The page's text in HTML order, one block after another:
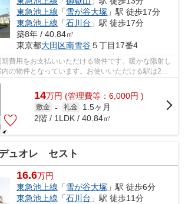
東急池上線 「雪が谷大塚 」駅 徒歩17分
東急池上線 「石川台 」駅 徒歩17分
築8年 / 40.84㎡
東京都大田区南雪谷５丁目17番4
費用をお支払いいただける物件です。暖かな陽射し
の物件となっています。お使いいただける駅は2駅
い分けができま...
14万円 (管理費等：6,000円 )
敷金 - 礼金
1.5ヶ月
2階 / 1LDK / 40.84㎡
ュオレ セスト
16.6万円
東急池上線 「雪が谷大塚 」駅 徒歩6分
東急池上線 「石川台 」駅 徒歩11分